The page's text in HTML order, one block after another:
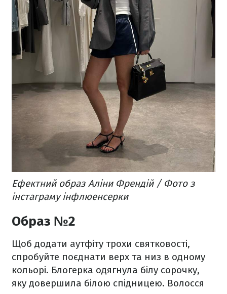
Ефектний образ Аліни Френдій / Фото з
інстаграму інфлюенсерки
Образ №2
Щоб додати аутфіту трохи святковості,
спробуйте поєднати верх та низ в одному
кольорі. Блогерка одягнула білу сорочку,
яку довершила білою спідницею. Волосся